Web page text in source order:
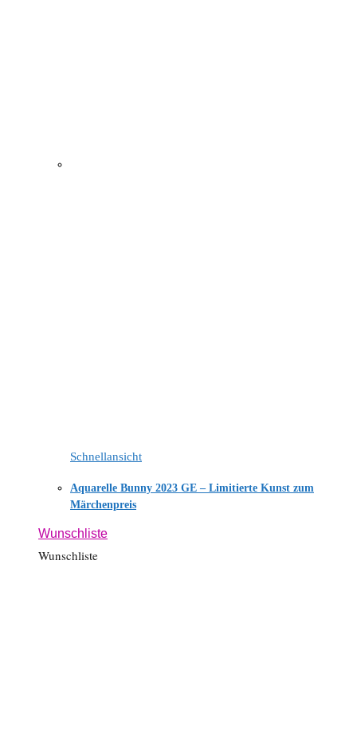
Schnellansicht
Aquarelle Bunny 2023 GE – Limitierte Kunst zum
Märchenpreis
Wunschliste
Wunschliste